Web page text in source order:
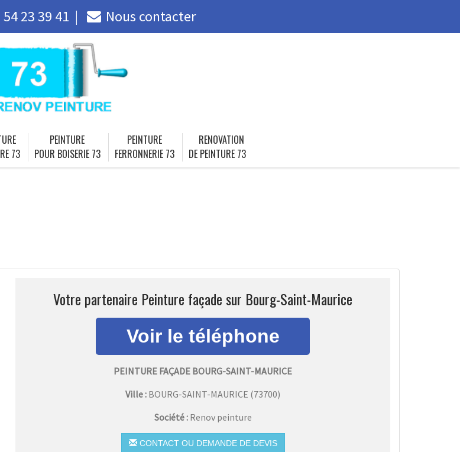
54 23 39 41 Nous contacter
73
PEINTURE
POUR BOISERIE 73
PEINTURE
FERRONNERIE 73
RENOVATION
DE PEINTURE 73
Votre partenaire Peinture façade sur Bourg-Saint-Maurice
PEINTURE FAÇADE BOURG-SAINT-MAURICE
Ville : BOURG-SAINT-MAURICE (73700)
Société : Renov peinture
CONTACT OU DEMANDE DE DEVIS